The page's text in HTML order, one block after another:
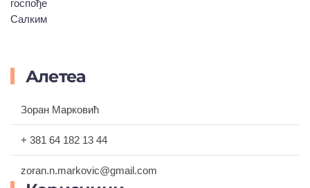
Алетеа
Зоран Марковић
+ 381 64 182 13 44
zoran.n.markovic@gmail.com